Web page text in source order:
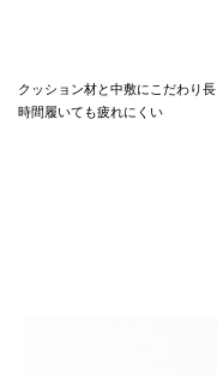
クッション材と中敷にこだわり長
時間履いても疲れにくい